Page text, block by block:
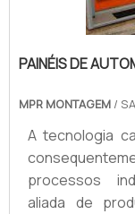
PAINÉIS DE
MPR MONTAGEM /
A tecnologia
processos
aliada de